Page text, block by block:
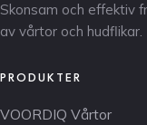
Skonsam och effektiv
av vårtor och hudflikar.
PRODUKTER
VOORDIQ Vårtor